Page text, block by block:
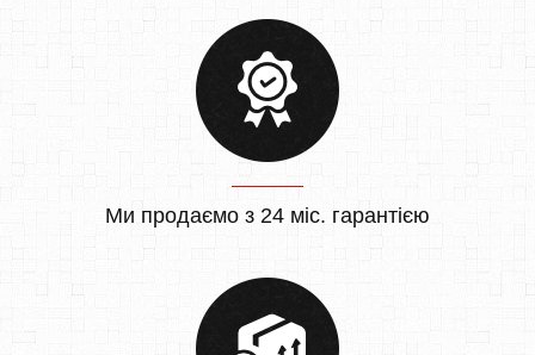
Ми продаємо з 24 міс. гарантією